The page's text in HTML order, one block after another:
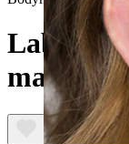
Labret
marquise